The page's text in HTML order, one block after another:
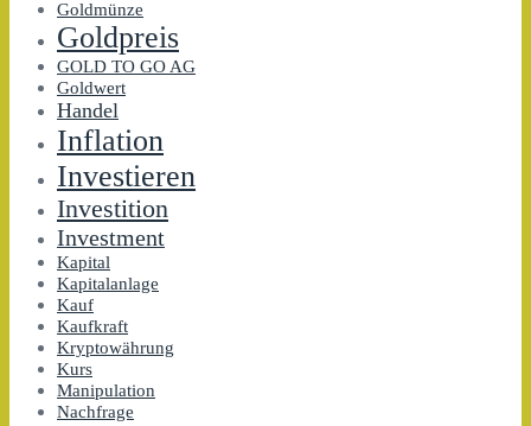
Goldmünze
Goldpreis
GOLD TO GO AG
Goldwert
Handel
Inflation
Investieren
Investition
Investment
Kapital
Kapitalanlage
Kauf
Kaufkraft
Kryptowährung
Kurs
Manipulation
Nachfrage